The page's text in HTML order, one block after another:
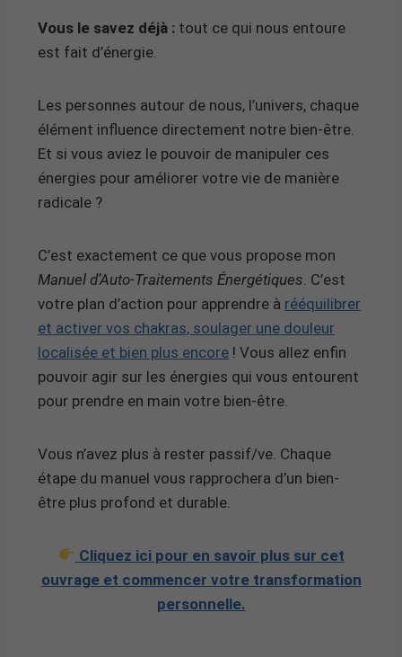
Vous le savez déjà : tout ce qui nous entoure
est fait d’énergie.
Les personnes autour de nous, l’univers, chaque
élément influence directement notre bien-être.
Et si vous aviez le pouvoir de manipuler ces
énergies pour améliorer votre vie de manière
radicale ?
C’est exactement ce que vous propose mon
Manuel d’Auto-Traitements Énergétiques . C’est
votre plan d’action pour apprendre à rééquilibrer
et activer vos chakras, soulager une douleur
localisée et bien plus encore ! Vous allez enfin
pouvoir agir sur les énergies qui vous entourent
pour prendre en main votre bien-être.
Vous n’avez plus à rester passif/ve. Chaque
étape du manuel vous rapprochera d’un bien-
être plus profond et durable.
Cliquez ici pour en savoir plus sur cet
ouvrage et commencer votre transformation
personnelle.